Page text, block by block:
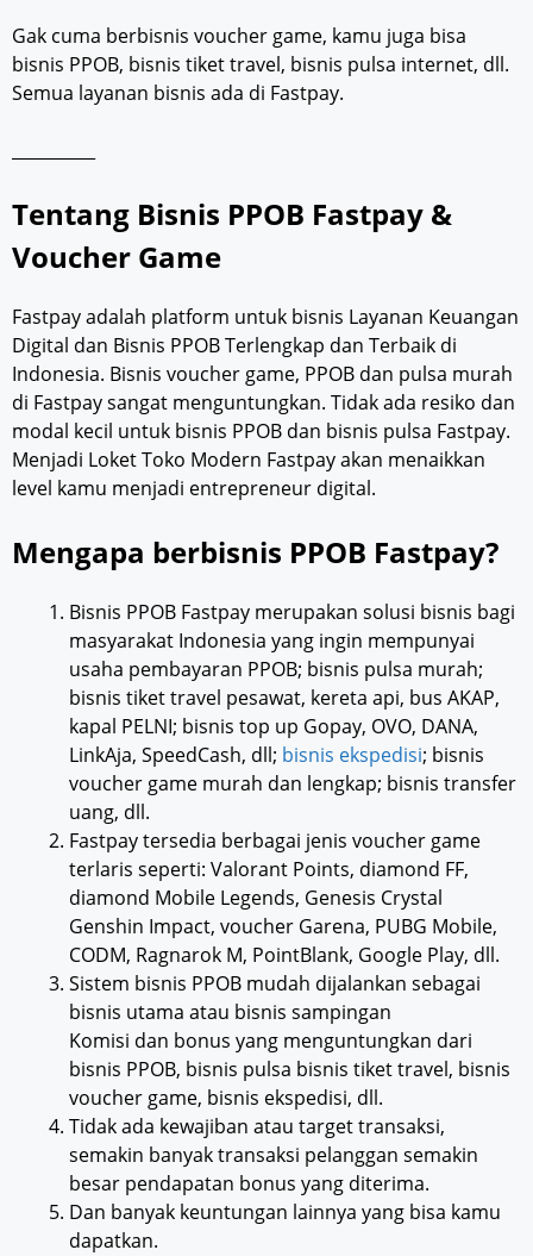
Gak cuma berbisnis voucher game, kamu juga bisa
bisnis PPOB, bisnis tiket travel, bisnis pulsa internet, dll.
Semua layanan bisnis ada di Fastpay.
Tentang Bisnis PPOB Fastpay &
Voucher Game
Fastpay adalah platform untuk bisnis Layanan Keuangan
Digital dan Bisnis PPOB Terlengkap dan Terbaik di
Indonesia. Bisnis voucher game, PPOB dan pulsa murah
di Fastpay sangat menguntungkan. Tidak ada resiko dan
modal kecil untuk bisnis PPOB dan bisnis pulsa Fastpay.
Menjadi Loket Toko Modern Fastpay akan menaikkan
level kamu menjadi entrepreneur digital.
Mengapa berbisnis PPOB Fastpay?
Bisnis PPOB Fastpay merupakan solusi bisnis bagi
masyarakat Indonesia yang ingin mempunyai
usaha pembayaran PPOB; bisnis pulsa murah;
bisnis tiket travel pesawat, kereta api, bus AKAP,
kapal PELNI; bisnis top up Gopay, OVO, DANA,
LinkAja, SpeedCash, dll; bisnis ekspedisi; bisnis
voucher game murah dan lengkap; bisnis transfer
uang, dll.
Fastpay tersedia berbagai jenis voucher game
terlaris seperti: Valorant Points, diamond FF,
diamond Mobile Legends, Genesis Crystal
Genshin Impact, voucher Garena, PUBG Mobile,
CODM, Ragnarok M, PointBlank, Google Play, dll.
Sistem bisnis PPOB mudah dijalankan sebagai
bisnis utama atau bisnis sampingan
Komisi dan bonus yang menguntungkan dari
bisnis PPOB, bisnis pulsa bisnis tiket travel, bisnis
voucher game, bisnis ekspedisi, dll.
Tidak ada kewajiban atau target transaksi,
semakin banyak transaksi pelanggan semakin
besar pendapatan bonus yang diterima.
Dan banyak keuntungan lainnya yang bisa kamu
dapatkan.